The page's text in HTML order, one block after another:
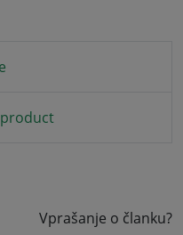
Vprašanje o članku?